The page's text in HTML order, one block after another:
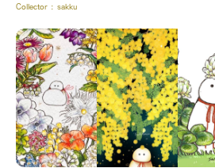
Collector : sakku